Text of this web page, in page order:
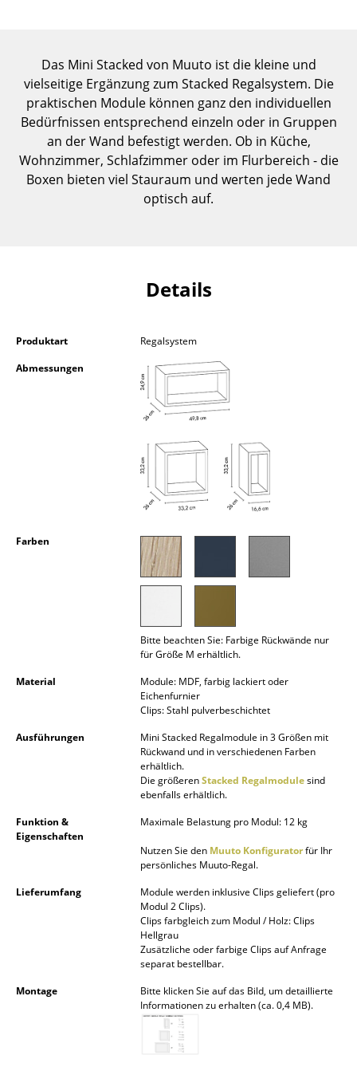
Aufbewahren
Regale & Schränke
Bücherregale
Wandregale
Sideboards & Kommoden
Garderoben
Kleinaufbewahrung
Hängeleuchten & Deckenleuchten
Schreibtischleuchten
Outdoor-Leuchten
Doppelbetten
Stapelbetten
Nachttische & Bettzubehör
... alle Betten
Das Mini Stacked von Muuto ist die kleine und
vielseitige Ergänzung zum Stacked Regalsystem. Die
praktischen Module können ganz den individuellen
Bedürfnissen entsprechend einzeln oder in Gruppen
an der Wand befestigt werden. Ob in Küche,
Wohnzimmer, Schlafzimmer oder im Flurbereich - die
Boxen bieten viel Stauraum und werten jede Wand
optisch auf.
Details
Produktart
Regalsystem
Abmessungen
Farben
Bitte beachten Sie: Farbige Rückwände nur
für Größe M erhältlich.
Material
Module: MDF, farbig lackiert oder
Eichenfurnier
Clips: Stahl pulverbeschichtet
Ausführungen
Mini Stacked Regalmodule in 3 Größen mit
Rückwand und in verschiedenen Farben
erhältlich.
Die größerenStacked Regalmodulesind
ebenfalls erhältlich.
Funktion &
Eigenschaften
Maximale Belastung pro Modul: 12 kg
Nutzen Sie den Muuto Konfiguratorfür Ihr
persönliches Muuto-Regal.
Lieferumfang
Module werden inklusive Clips geliefert (pro
Modul 2 Clips).
Clips farbgleich zum Modul / Holz: Clips
Hellgrau
Zusätzliche oder farbige Clips auf Anfrage
separat bestellbar.
Montage
Bitte klicken Sie auf das Bild, um detaillierte
Informationen zu erhalten (ca. 0,4 MB).